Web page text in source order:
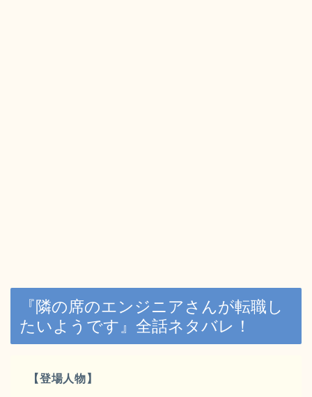
『隣の席のエンジニアさんが転職し
たいようです』全話ネタバレ！
【登場人物】